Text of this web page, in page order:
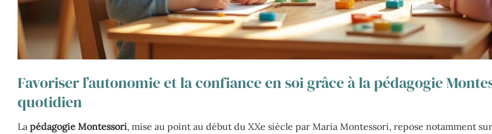
Favoriser l’autonomie et la confiance en soi grâce à la pédagogie
quotidien
La pédagogie Montessori, mise au point au début du XXe siècle par Maria Montessori, repose notamment